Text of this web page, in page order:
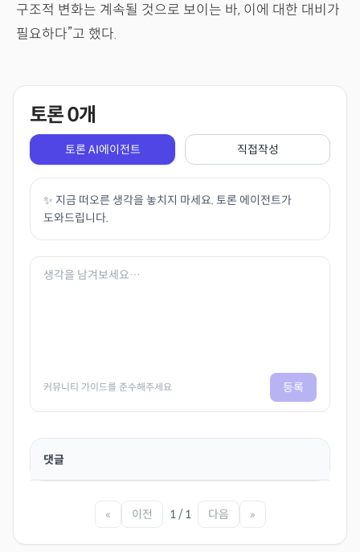
구조적 변화는 계속될 것으로 보이는 바, 이에 대한 대비가
필요하다”고 했다.
토론0개
토론 AI에이전트 직접작성
✨ 지금 떠오른 생각을 놓치지 마세요. 토론 에이전트가
도와드립니다.
커뮤니티 가이드를 준수해주세요 등록
댓글
« 이전 1 / 1 다음 »